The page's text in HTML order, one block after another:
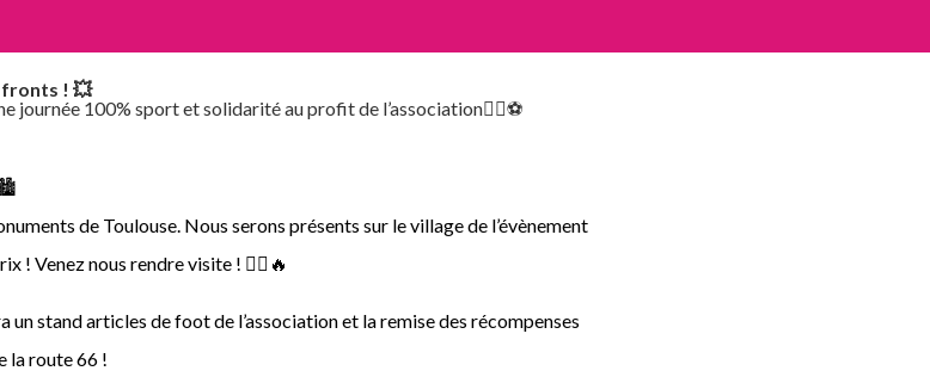
fronts ! 💥
journée 100% sport et solidarité au profit de l’association🏃‍♂️⚽️
🏙️
de Toulouse. Nous serons présents sur le village de l’évènement
! Venez nous rendre visite ! 🏃‍♀️🔥
un stand articles de foot de l’association et la remise des récompenses
la route 66 !